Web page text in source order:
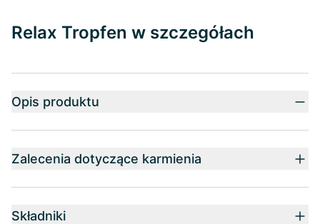
Relax Tropfen w szczegółach
Opis produktu
Zalecenia dotyczące karmienia
Składniki